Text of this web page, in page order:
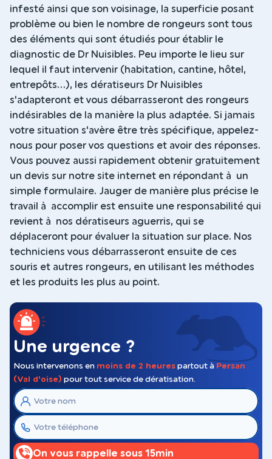
infesté ainsi que son voisinage, la superficie posant
problème ou bien le nombre de rongeurs sont tous
des éléments qui sont étudiés pour établir le
diagnostic de Dr Nuisibles. Peu importe le lieu sur
lequel il faut intervenir (habitation, cantine, hôtel,
entrepôts...), les dératiseurs Dr Nuisibles
s'adapteront et vous débarrasseront des rongeurs
indésirables de la manière la plus adaptée. Si jamais
votre situation s'avère être très spécifique, appelez-
nous pour poser vos questions et avoir des réponses.
Vous pouvez aussi rapidement obtenir gratuitement
un devis sur notre site internet en répondant à un
simple formulaire. Jauger de manière plus précise le
travail à accomplir est ensuite une responsabilité qui
revient à nos dératiseurs aguerris, qui se
déplaceront pour évaluer la situation sur place. Nos
techniciens vous débarrasseront ensuite de ces
souris et autres rongeurs, en utilisant les méthodes
et les produits les plus au point.
Une urgence ?
Nous intervenons en moins de 2 heures partout à Persan
(Val d'oise) pour tout service de dératisation.
On vous rappelle sous 15min